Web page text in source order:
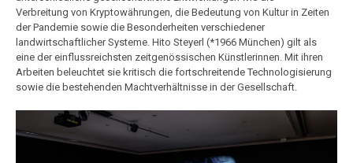
Verbreitung von Kryptowährungen, die Bedeutung von Kultur in Zeiten
der Pandemie sowie die Besonderheiten verschiedener
landwirtschaftlicher Systeme. Hito Steyerl (*1966 München) gilt als
eine der einflussreichsten zeitgenössischen Künstlerinnen. Mit ihren
Arbeiten beleuchtet sie kritisch die fortschreitende Technologisierung
sowie die bestehenden Machtverhältnisse in der Gesellschaft.